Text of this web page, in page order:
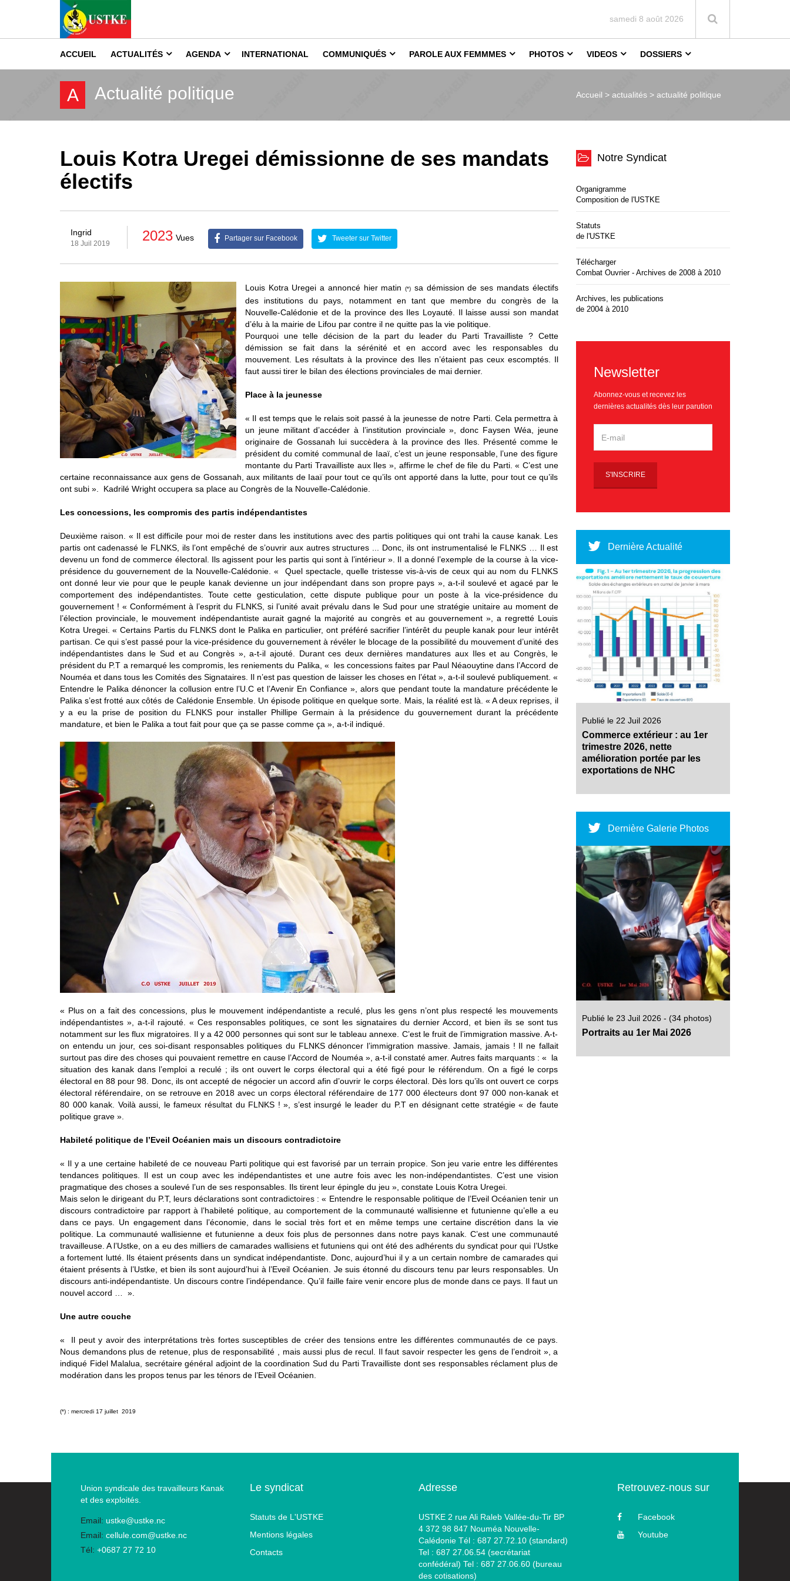
samedi 8 août 2026
ACCUEIL ACTUALITÉS AGENDA INTERNATIONAL COMMUNIQUÉS PAROLE AUX FEMMMES PHOTOS VIDEOS DOSSIERS
A Actualité politique Accueil > actualités > actualité politique
Louis Kotra Uregei démissionne de ses mandats
électifs
Ingrid
18 Juil 2019
2023 Vues Partager sur Facebook Tweeter sur Twitter
Louis Kotra Uregei a annoncé hier matin(*) sa démission de ses mandats électifs
des institutions du pays, notamment en tant que membre du congrès de la
Nouvelle-Calédonie et de la province des Iles Loyauté. Il laisse aussi son mandat
d’élu à la mairie de Lifou par contre il ne quitte pas la vie politique.
Pourquoi une telle décision de la part du leader du Parti Travailliste ? Cette
démission se fait dans la sérénité et en accord avec les responsables du
mouvement. Les résultats à la province des Iles n’étaient pas ceux escomptés. Il
faut aussi tirer le bilan des élections provinciales de mai dernier.
Place à la jeunesse
« Il est temps que le relais soit passé à la jeunesse de notre Parti. Cela permettra à
un jeune militant d’accéder à l’institution provinciale », donc Faysen Wéa, jeune
originaire de Gossanah lui succèdera à la province des Iles. Présenté comme le
président du comité communal de Iaaï, c’est un jeune responsable, l’une des figure
montante du Parti Travailliste aux Iles », affirme le chef de file du Parti. « C’est une
certaine reconnaissance aux gens de Gossanah, aux militants de Iaaï pour tout ce qu’ils ont apporté dans la lutte, pour tout ce qu’ils
ont subi ». Kadrilé Wright occupera sa place au Congrès de la Nouvelle-Calédonie.
Les concessions, les compromis des partis indépendantistes
Deuxième raison. « Il est difficile pour moi de rester dans les institutions avec des partis politiques qui ont trahi la cause kanak. Les
partis ont cadenassé le FLNKS, ils l’ont empêché de s’ouvrir aux autres structures ... Donc, ils ont instrumentalisé le FLNKS … Il est
devenu un fond de commerce électoral. Ils agissent pour les partis qui sont à l’intérieur ». Il a donné l’exemple de la course à la vice-
présidence du gouvernement de la Nouvelle-Calédonie. « Quel spectacle, quelle tristesse vis-à-vis de ceux qui au nom du FLNKS
ont donné leur vie pour que le peuple kanak devienne un jour indépendant dans son propre pays », a-t-il soulevé et agacé par le
comportement des indépendantistes. Toute cette gesticulation, cette dispute publique pour un poste à la vice-présidence du
gouvernement ! « Conformément à l’esprit du FLNKS, si l’unité avait prévalu dans le Sud pour une stratégie unitaire au moment de
l’élection provinciale, le mouvement indépendantiste aurait gagné la majorité au congrès et au gouvernement », a regretté Louis
Kotra Uregei. « Certains Partis du FLNKS dont le Palika en particulier, ont préféré sacrifier l’intérêt du peuple kanak pour leur intérêt
partisan. Ce qui s’est passé pour la vice-présidence du gouvernement à révéler le blocage de la possibilité du mouvement d’unité des
indépendantistes dans le Sud et au Congrès », a-t-il ajouté. Durant ces deux dernières mandatures aux Iles et au Congrès, le
président du P.T a remarqué les compromis, les reniements du Palika, « les concessions faites par Paul Néaouytine dans l’Accord de
Nouméa et dans tous les Comités des Signataires. Il n’est pas question de laisser les choses en l’état », a-t-il soulevé publiquement. «
Entendre le Palika dénoncer la collusion entre l’U.C et l’Avenir En Confiance », alors que pendant toute la mandature précédente le
Palika s’est frotté aux côtés de Calédonie Ensemble. Un épisode politique en quelque sorte. Mais, la réalité est là. « A deux reprises, il
y a eu la prise de position du FLNKS pour installer Phillipe Germain à la présidence du gouvernement durant la précédente
mandature, et bien le Palika a tout fait pour que ça se passe comme ça », a-t-il indiqué.
« Plus on a fait des concessions, plus le mouvement indépendantiste a reculé, plus les gens n’ont plus respecté les mouvements
indépendantistes », a-t-il rajouté. « Ces responsables politiques, ce sont les signataires du dernier Accord, et bien ils se sont tus
notamment sur les flux migratoires. Il y a 42 000 personnes qui sont sur le tableau annexe. C’est le fruit de l’immigration massive. A-t-
on entendu un jour, ces soi-disant responsables politiques du FLNKS dénoncer l’immigration massive. Jamais, jamais ! Il ne fallait
surtout pas dire des choses qui pouvaient remettre en cause l’Accord de Nouméa », a-t-il constaté amer. Autres faits marquants : « la
situation des kanak dans l’emploi a reculé ; ils ont ouvert le corps électoral qui a été figé pour le référendum. On a figé le corps
électoral en 88 pour 98. Donc, ils ont accepté de négocier un accord afin d’ouvrir le corps électoral. Dès lors qu’ils ont ouvert ce corps
électoral référendaire, on se retrouve en 2018 avec un corps électoral référendaire de 177 000 électeurs dont 97 000 non-kanak et
80 000 kanak. Voilà aussi, le fameux résultat du FLNKS ! », s’est insurgé le leader du P.T en désignant cette stratégie « de faute
politique grave ».
Habileté politique de l’Eveil Océanien mais un discours contradictoire
« Il y a une certaine habileté de ce nouveau Parti politique qui est favorisé par un terrain propice. Son jeu varie entre les différentes
tendances politiques. Il est un coup avec les indépendantistes et une autre fois avec les non-indépendantistes. C’est une vision
pragmatique des choses a soulevé l’un de ses responsables. Ils tirent leur épingle du jeu », constate Louis Kotra Uregei.
Mais selon le dirigeant du P.T, leurs déclarations sont contradictoires : « Entendre le responsable politique de l’Eveil Océanien tenir un
discours contradictoire par rapport à l’habileté politique, au comportement de la communauté wallisienne et futunienne qu’elle a eu
dans ce pays. Un engagement dans l’économie, dans le social très fort et en même temps une certaine discrétion dans la vie
politique. La communauté wallisienne et futunienne a deux fois plus de personnes dans notre pays kanak. C’est une communauté
travailleuse. A l’Ustke, on a eu des milliers de camarades wallisiens et futuniens qui ont été des adhérents du syndicat pour qui l’Ustke
a fortement lutté. Ils étaient présents dans un syndicat indépendantiste. Donc, aujourd’hui il y a un certain nombre de camarades qui
étaient présents à l’Ustke, et bien ils sont aujourd’hui à l’Eveil Océanien. Je suis étonné du discours tenu par leurs responsables. Un
discours anti-indépendantiste. Un discours contre l’indépendance. Qu’il faille faire venir encore plus de monde dans ce pays. Il faut un
nouvel accord … ».
Une autre couche
« Il peut y avoir des interprétations très fortes susceptibles de créer des tensions entre les différentes communautés de ce pays.
Nous demandons plus de retenue, plus de responsabilité , mais aussi plus de recul. Il faut savoir respecter les gens de l’endroit », a
indiqué Fidel Malalua, secrétaire général adjoint de la coordination Sud du Parti Travailliste dont ses responsables réclament plus de
modération dans les propos tenus par les ténors de l’Eveil Océanien.
(*) : mercredi 17 juillet 2019
Notre Syndicat
Organigramme
Composition de l'USTKE
Statuts
de l'USTKE
Télécharger
Combat Ouvrier - Archives de 2008 à 2010
Archives, les publications
de 2004 à 2010
Newsletter
Abonnez-vous et recevez les
dernières actualités dès leur parution
Dernière Actualité
Publié le 22 Juil 2026
Commerce extérieur : au 1er
trimestre 2026, nette
amélioration portée par les
exportations de NHC
Dernière Galerie Photos
Publié le 23 Juil 2026 - (34 photos)
Portraits au 1er Mai 2026
Union syndicale des travailleurs Kanak
et des exploités.
Email: ustke@ustke.nc
Email: cellule.com@ustke.nc
Tél: +0687 27 72 10
Le syndicat
Statuts de L'USTKE
Mentions légales
Contacts
Adresse
USTKE 2 rue Ali Raleb Vallée-du-Tir BP
4 372 98 847 Nouméa Nouvelle-
Calédonie Tél : 687 27.72.10 (standard)
Tel : 687 27.06.54 (secrétariat
confédéral) Tel : 687 27.06.60 (bureau
des cotisations)
Retrouvez-nous sur
Facebook
Youtube